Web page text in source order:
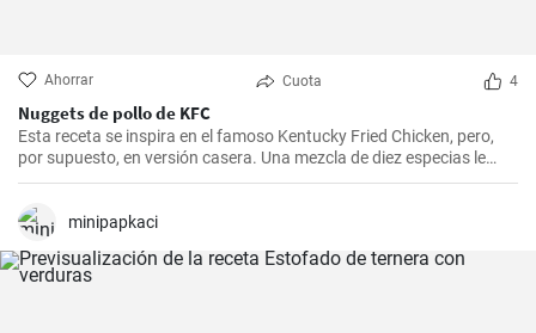
Ahorrar Cuota 4
Nuggets de pollo de KFC
Esta receta se inspira en el famoso Kentucky Fried Chicken, pero,
por supuesto, en versión casera. Una mezcla de diez especias le
añade el sabor original.
minipapkaci